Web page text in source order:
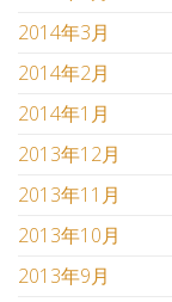
2014年3月
2014年2月
2014年1月
2013年12月
2013年11月
2013年10月
2013年9月